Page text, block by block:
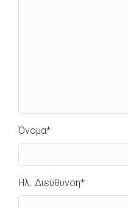
Όνομα*
Ηλ. Διεύθυνση*